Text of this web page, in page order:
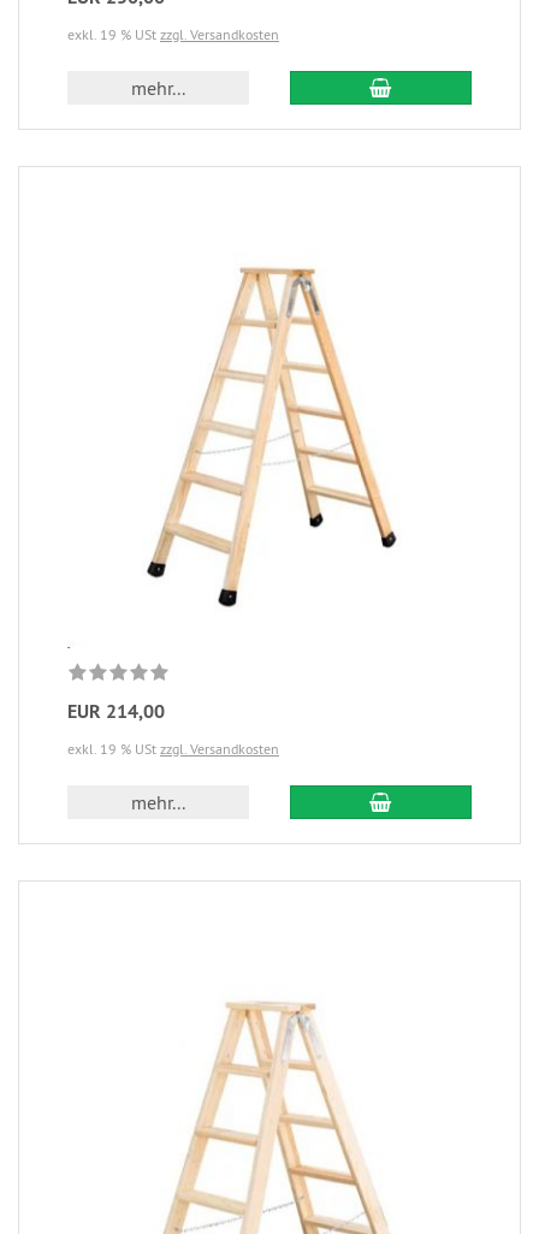
exkl. 19 % USt zzgl. Versandkosten
mehr...
EUR 214,00
exkl. 19 % USt zzgl. Versandkosten
mehr...